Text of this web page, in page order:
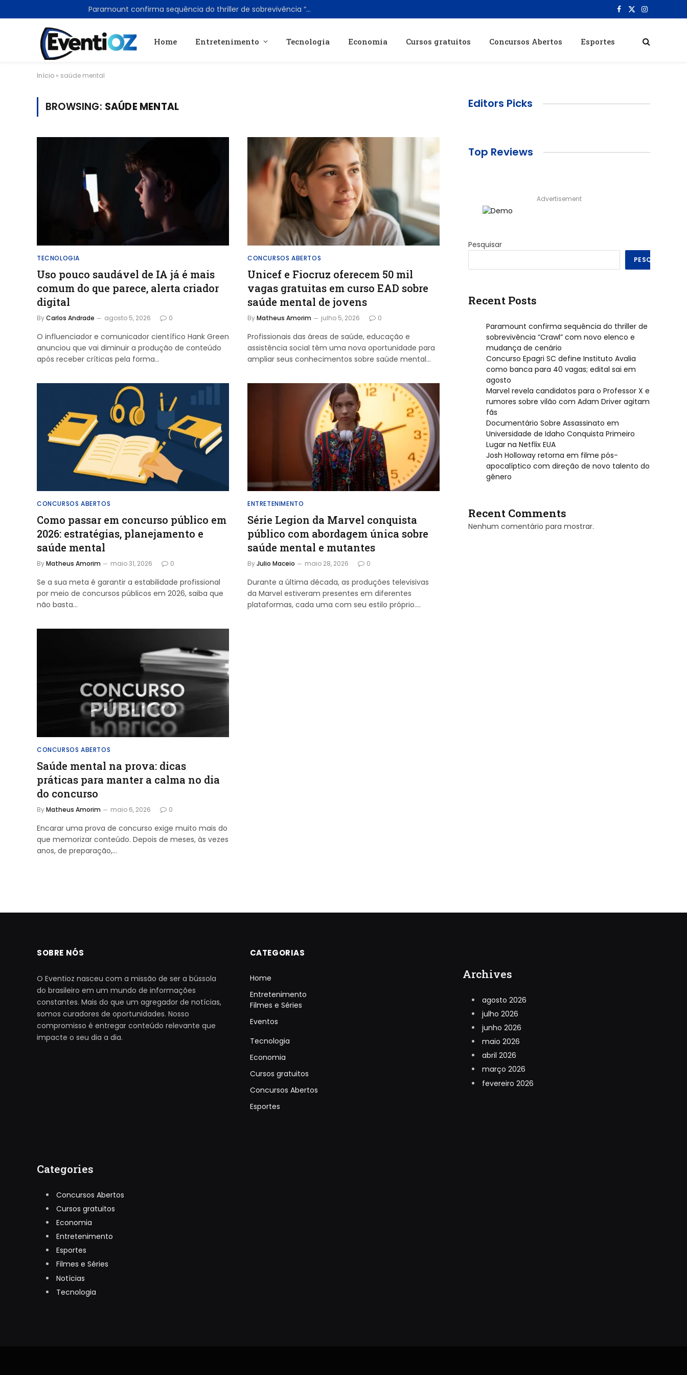
Paramount confirma sequência do thriller de sobrevivência “Crawl” com novo elenco e mudança de cenário Facebook
X
Instagram
Home Entretenimento Tecnologia Economia Cursos gratuitos Concursos Abertos Esportes
Início » saúde mental
BROWSING: SAÚDE MENTAL
TECNOLOGIA
Uso pouco saudável de IA já é mais
comum do que parece, alerta criador
digital
ByCarlos Andrade agosto 5, 2026 0
O influenciador e comunicador científico Hank Green
anunciou que vai diminuir a produção de conteúdo
após receber críticas pela forma…
CONCURSOS ABERTOS
Unicef e Fiocruz oferecem 50 mil
vagas gratuitas em curso EAD sobre
saúde mental de jovens
ByMatheus Amorim julho 5, 2026 0
Profissionais das áreas de saúde, educação e
assistência social têm uma nova oportunidade para
ampliar seus conhecimentos sobre saúde mental…
CONCURSOS ABERTOS
Como passar em concurso público em
2026: estratégias, planejamento e
saúde mental
ByMatheus Amorim maio 31, 2026 0
Se a sua meta é garantir a estabilidade profissional
por meio de concursos públicos em 2026, saiba que
não basta…
ENTRETENIMENTO
Série Legion da Marvel conquista
público com abordagem única sobre
saúde mental e mutantes
ByJulio Maceio maio 28, 2026 0
Durante a última década, as produções televisivas
da Marvel estiveram presentes em diferentes
plataformas, cada uma com seu estilo próprio.…
CONCURSOS ABERTOS
Saúde mental na prova: dicas
práticas para manter a calma no dia
do concurso
ByMatheus Amorim maio 6, 2026 0
Encarar uma prova de concurso exige muito mais do
que memorizar conteúdo. Depois de meses, às vezes
anos, de preparação,…
Editors Picks
Top Reviews
Advertisement
Pesquisar
PESQUISAR
Recent Posts
Paramount confirma sequência do thriller de
sobrevivência “Crawl” com novo elenco e
mudança de cenário
Concurso Epagri SC define Instituto Avalia
como banca para 40 vagas; edital sai em
agosto
Marvel revela candidatos para o Professor X e
rumores sobre vilão com Adam Driver agitam
fãs
Documentário Sobre Assassinato em
Universidade de Idaho Conquista Primeiro
Lugar na Netflix EUA
Josh Holloway retorna em filme pós-
apocalíptico com direção de novo talento do
gênero
Recent Comments
Nenhum comentário para mostrar.
SOBRE NÓS
O Eventioz nasceu com a missão de ser a bússola
do brasileiro em um mundo de informações
constantes. Mais do que um agregador de notícias,
somos curadores de oportunidades. Nosso
compromisso é entregar conteúdo relevante que
impacte o seu dia a dia.
CATEGORIAS
Home
Entretenimento
Filmes e Séries
Eventos
Tecnologia
Economia
Cursos gratuitos
Concursos Abertos
Esportes
Archives
agosto 2026
julho 2026
junho 2026
maio 2026
abril 2026
março 2026
fevereiro 2026
Categories
Concursos Abertos
Cursos gratuitos
Economia
Entretenimento
Esportes
Filmes e Séries
Notícias
Tecnologia